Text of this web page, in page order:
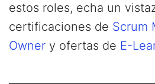
estos roles, echa un
certificaciones de Scrum
Owner y ofertas de E-